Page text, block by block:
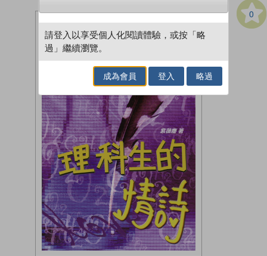
0
請登入以享受個人化閱讀體驗，或按「略
過」繼續瀏覽。
成為會員 登入 略過